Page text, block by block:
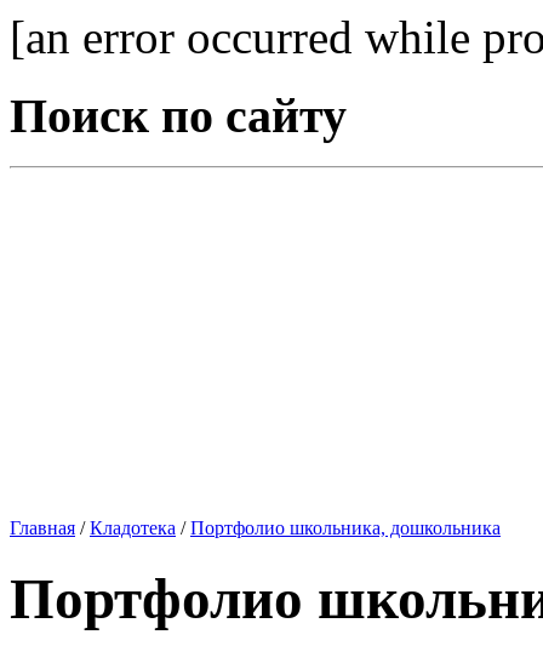
[an error occurred while
Поиск по сайту
Главная /Кладотека /Портфолио школьника, дошкольника
Портфолио